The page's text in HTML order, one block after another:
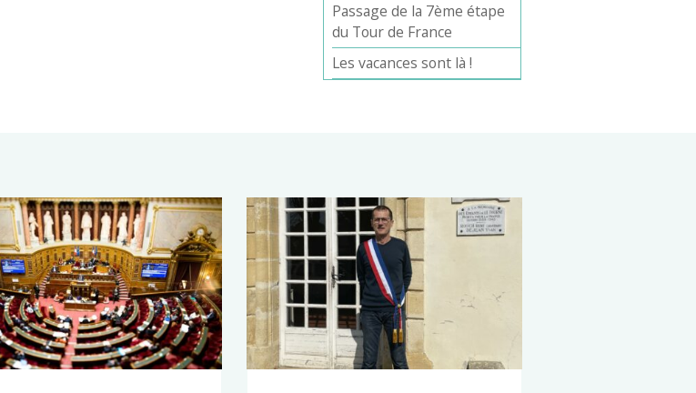
Passage de la 7ème étape
du Tour de France
Les vacances sont là !